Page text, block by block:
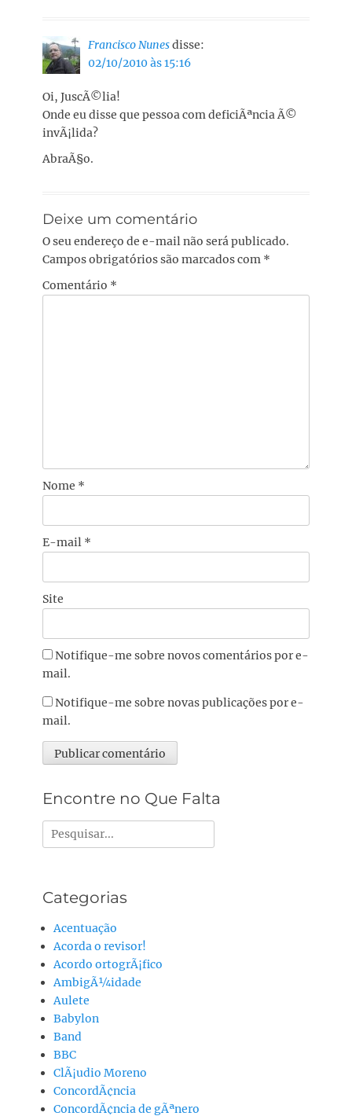
Francisco Nunesdisse:
02/10/2010 às 15:16
Oi, JuscÃ©lia!
Onde eu disse que pessoa com deficiÃªncia Ã©
invÃ¡lida?
AbraÃ§o.
Deixe um comentário
O seu endereço de e-mail não será publicado.
Campos obrigatórios são marcados com *
Comentário *
Nome *
E-mail *
Site
Notifique-me sobre novos comentários por e-
mail.
Notifique-me sobre novas publicações por e-
mail.
Encontre no Que Falta
Pesquisar
por:
Categorias
Acentuação
Acorda o revisor!
Acordo ortogrÃ¡fico
AmbigÃ¼idade
Aulete
Babylon
Band
BBC
ClÃ¡udio Moreno
ConcordÃ¢ncia
ConcordÃ¢ncia de gÃªnero